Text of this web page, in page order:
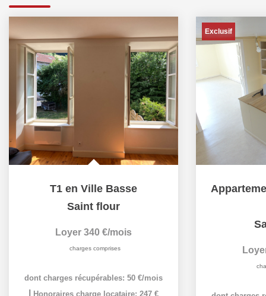
T1 en Ville Basse
Saint flour
Loyer 340 €/mois
charges comprises
dont charges récupérables: 50 €/mois
Honoraires charge locataire: 247 €
Exclusif